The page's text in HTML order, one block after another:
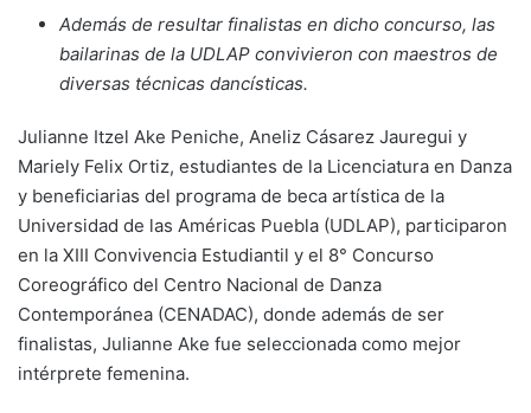
Además de resultar finalistas en dicho concurso, las
bailarinas de la UDLAP convivieron con maestros de
diversas técnicas dancísticas.
Julianne Itzel Ake Peniche, Aneliz Cásarez Jauregui y
Mariely Felix Ortiz, estudiantes de la Licenciatura en Danza
y beneficiarias del programa de beca artística de la
Universidad de las Américas Puebla (UDLAP), participaron
en la XIII Convivencia Estudiantil y el 8° Concurso
Coreográfico del Centro Nacional de Danza
Contemporánea (CENADAC), donde además de ser
finalistas, Julianne Ake fue seleccionada como mejor
intérprete femenina.